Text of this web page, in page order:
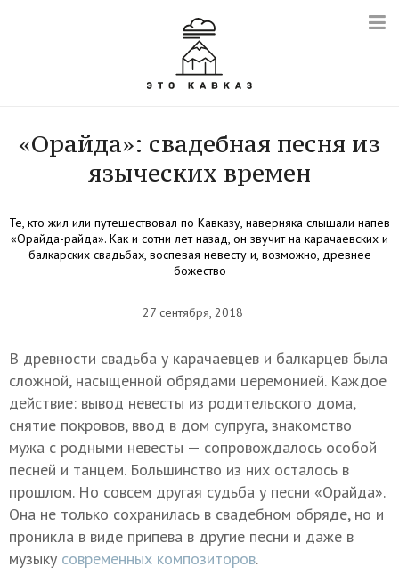
«Орайда»: свадебная песня из
языческих времен
Те, кто жил или путешествовал по Кавказу, наверняка слышали напев
«Орайда-райда». Как и сотни лет назад, он звучит на карачаевских и
балкарских свадьбах, воспевая невесту и, возможно, древнее
божество
27 сентября, 2018
В древности свадьба у карачаевцев и балкарцев была
сложной, насыщенной обрядами церемонией. Каждое
действие: вывод невесты из родительского дома,
снятие покровов, ввод в дом супруга, знакомство
мужа с родными невесты — сопровождалось особой
песней и танцем. Большинство из них осталось в
прошлом. Но совсем другая судьба у песни «Орайда».
Она не только сохранилась в свадебном обряде, но и
проникла в виде припева в другие песни и даже в
музыку современных композиторов.